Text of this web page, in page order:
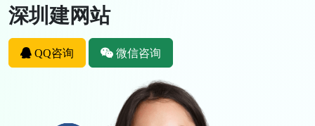
深圳建网站
QQ咨询 微信咨询